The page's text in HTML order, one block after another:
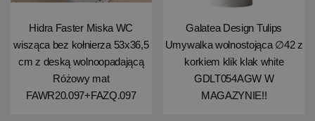
Hidra Faster Miska WC
wisząca bez kołnierza 53x36,5
cm z deską wolnoopadającą
Różowy mat
FAWR20.097+FAZQ.097
Galatea Design Tulips
Umywalka wolnostojąca ∅42 z
korkiem klik klak white
GDLT054AGW W
MAGAZYNIE!!